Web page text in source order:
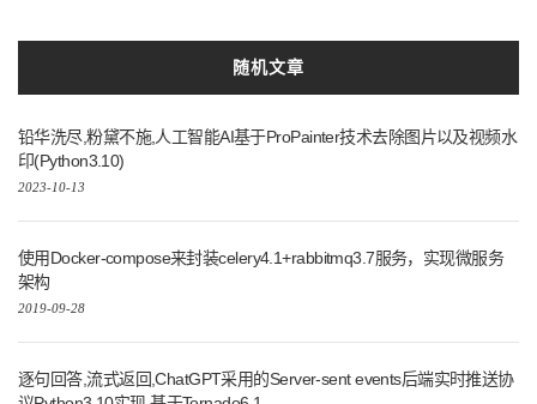
随机文章
铅华洗尽,粉黛不施,人工智能AI基于ProPainter技术去除图片以及视频水
印(Python3.10)
2023-10-13
使用Docker-compose来封装celery4.1+rabbitmq3.7服务，实现微服务
架构
2019-09-28
逐句回答,流式返回,ChatGPT采用的Server-sent events后端实时推送协